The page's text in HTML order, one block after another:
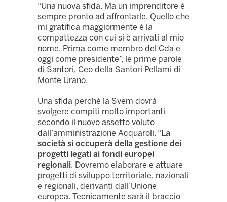
“Una nuova sfida. Ma un imprenditore è
sempre pronto ad affrontarle. Quello che
mi gratifica maggiormente è la
compattezza con cui si è arrivati al mio
nome. Prima come membro del Cda e
oggi come presidente”, le prime parole
di Santori, Ceo della Santori Pellami di
Monte Urano.
Una sfida perché la Svem dovrà
svolgere compiti molto importanti
secondo il nuovo assetto voluto
dall’amministrazione Acquaroli. “La
società si occuperà della gestione dei
progetti legati ai fondi europei
regionali. Dovremo elaborare e attuare
progetti di sviluppo territoriale, nazionali
e regionali, derivanti dall’Unione
europea. Tecnicamente sarà il braccio